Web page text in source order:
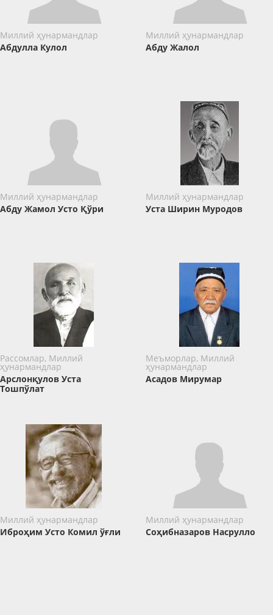
Миллий ҳунармандлар
Абдулла Кулол
Миллий ҳунармандлар
Абду Жалол
Миллий ҳунармандлар
Абду Жамол Усто Қўри
Миллий ҳунармандлар
Уста Ширин Муродов
Рассомлар, Миллий
ҳунармандлар
Арслонқулов Уста
Тошпўлат
Меъморлар, Миллий
ҳунармандлар
Асадов Мирумар
Миллий ҳунармандлар
Иброҳим Усто Комил ўғли
Миллий ҳунармандлар
Соҳибназаров Насрулло